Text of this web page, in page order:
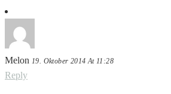
Melon 19. Oktober 2014 At 11:28
Reply